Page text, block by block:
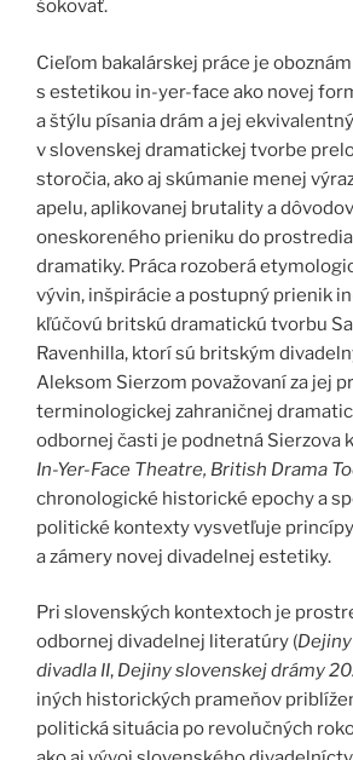
šokovať.
Cieľom bakalárskej práce je
s estetikou in-yer-face ako novej
a štýlu písania drám a jej
v slovenskej dramatickej tvorbe
storočia, ako aj skúmanie menej
apelu, aplikovanej brutality a
oneskoreného prieniku do
dramatiky. Práca rozoberá
vývin, inšpirácie a postupný prienik
kľúčovú britskú dramatickú tvorbu
Ravenhilla, ktorí sú britským
Aleksom Sierzom považovaní za jej
terminologickej zahraničnej
odbornej časti je podnetná Sierzova
In-Yer-Face Theatre, British Drama
chronologické historické epochy a
politické kontexty vysvetľuje
a zámery novej divadelnej estetiky.
Pri slovenských kontextoch je
odbornej divadelnej literatúry (
divadla II, Dejiny slovenskej drámy
iných historických prameňov
politická situácia po revolučných